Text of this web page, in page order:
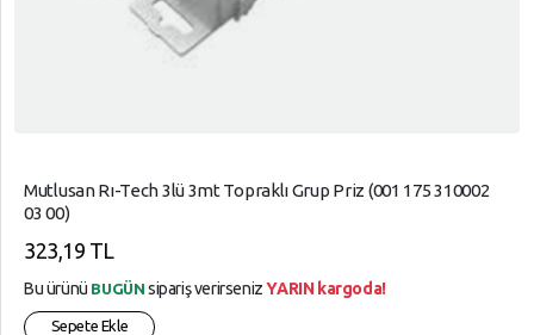
Mutlusan Rı-Tech 3lü 3mt Topraklı Grup Priz (001 175 310002
03 00)
323,19 TL
Bu ürünü BUGÜN sipariş verirsenizYARIN kargoda!
Sepete Ekle